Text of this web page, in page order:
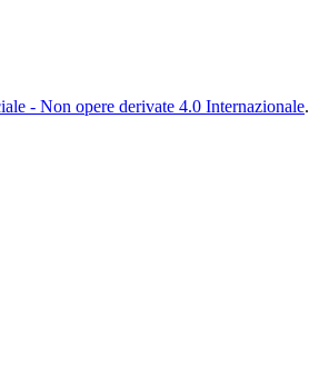
- Non opere derivate 4.0 Internazionale.